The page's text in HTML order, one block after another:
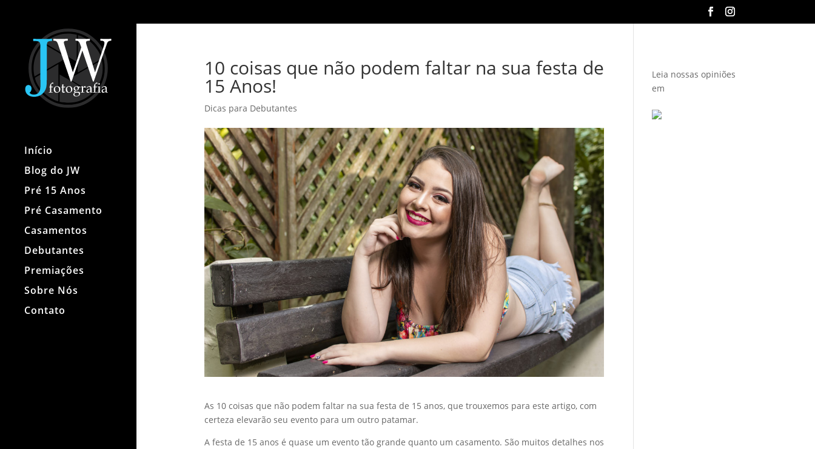
Início
Blog do JW
Pré 15 Anos
Pré Casamento
Casamentos
Debutantes
Premiações
Sobre Nós
Contato
10 coisas que não podem faltar na sua festa de
15 Anos!
Dicas para Debutantes
As 10 coisas que não podem faltar na sua festa de 15 anos, que trouxemos para este artigo, com
certeza elevarão seu evento para um outro patamar.
A festa de 15 anos é quase um evento tão grande quanto um casamento. São muitos detalhes nos
Leia nossas opiniões
em